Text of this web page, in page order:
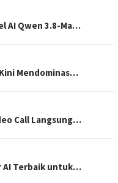
AI Qwen 3.8-Ma…
Mendominas…
Call Langsung…
AI Terbaik untuk…